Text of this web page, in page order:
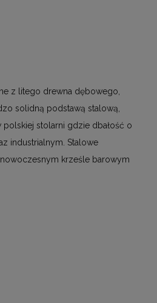
z litego drewna dębowego,
solidną podstawą stalową,
stolarni gdzie dbałość o
industrialnym. Stalowe
krześle barowym